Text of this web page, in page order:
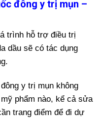
đông y trị mụn –
trình hỗ trợ điều trị
dầu sẽ có tác dụng
y trị mụn không
phẩm nào, kể cả sửa
trang điểm để đi dự